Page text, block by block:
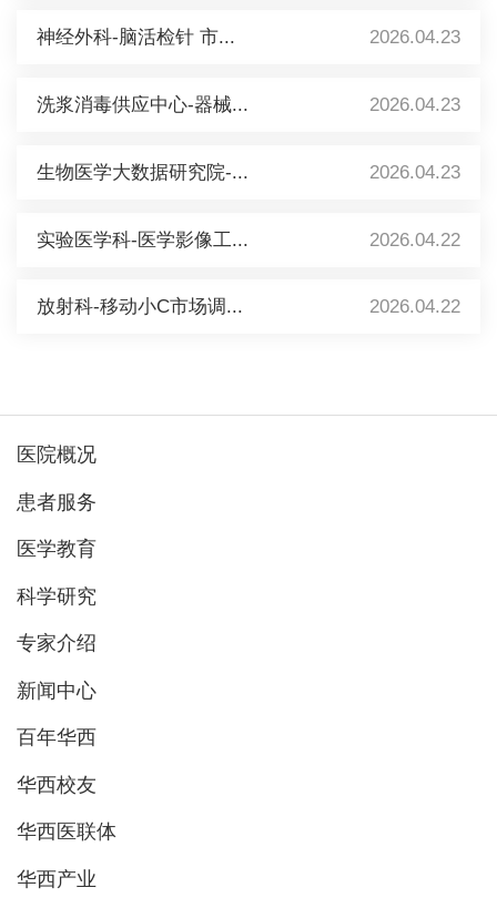
神经外科-脑活检针 市... 2026.04.23
洗浆消毒供应中心-器械... 2026.04.23
生物医学大数据研究院-... 2026.04.23
实验医学科-医学影像工... 2026.04.22
放射科-移动小C市场调... 2026.04.22
医院概况
患者服务
医学教育
科学研究
专家介绍
新闻中心
百年华西
华西校友
华西医联体
华西产业